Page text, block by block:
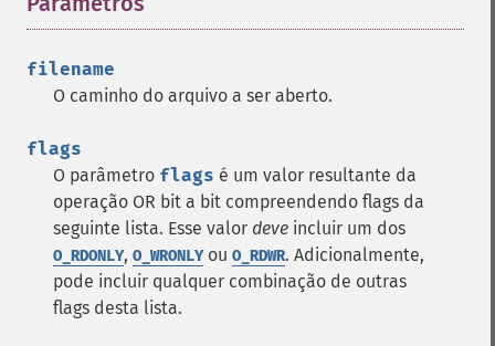
filename
O caminho do arquivo a ser aberto.
flags
O parâmetro flags é um valor resultante da
operação OR bit a bit compreendendo flags da
seguinte lista. Esse valor deve incluir um dos
O_RDONLY, O_WRONLYou O_RDWR. Adicionalmente,
pode incluir qualquer combinação de outras
flags desta lista.